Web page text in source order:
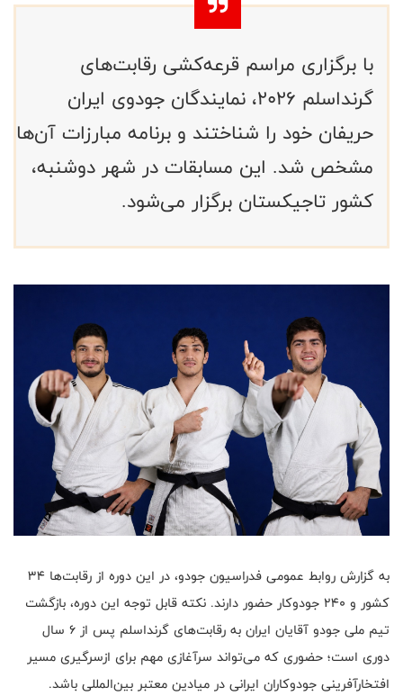
با برگزاری مراسم قرعه‌کشی رقابت‌های
گرنداسلم ۲۰۲۶، نمایندگان جودوی ایران
حریفان خود را شناختند و برنامه مبارزات آن‌ها
مشخص شد. این مسابقات در شهر دوشنبه،
کشور تاجیکستان برگزار می‌شود.
به گزارش روابط عمومی فدراسیون جودو، در این دوره از رقابت‌ها ۳۴
کشور و ۲۴۰ جودوکار حضور دارند. نکته قابل توجه این دوره، بازگشت
تیم ملی جودو آقایان ایران به رقابت‌های گرنداسلم پس از ۶ سال
دوری است؛ حضوری که می‌تواند سرآغازی مهم برای ازسرگیری مسیر
افتخارآفرینی جودوکاران ایرانی در میادین معتبر بین‌المللی باشد.